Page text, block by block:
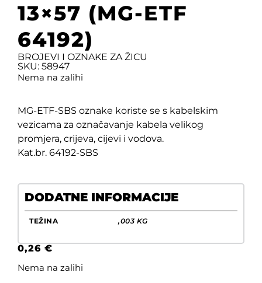
13×57 (MG-ETF
64192)
BROJEVI I OZNAKE ZA ŽICU
SKU: 58947
Nema na zalihi
MG-ETF-SBS oznake koriste se s kabelskim
vezicama za označavanje kabela velikog
promjera, crijeva, cijevi i vodova.
Kat.br. 64192-SBS
DODATNE INFORMACIJE
TEŽINA ,003 KG
0,26 €
Nema na zalihi